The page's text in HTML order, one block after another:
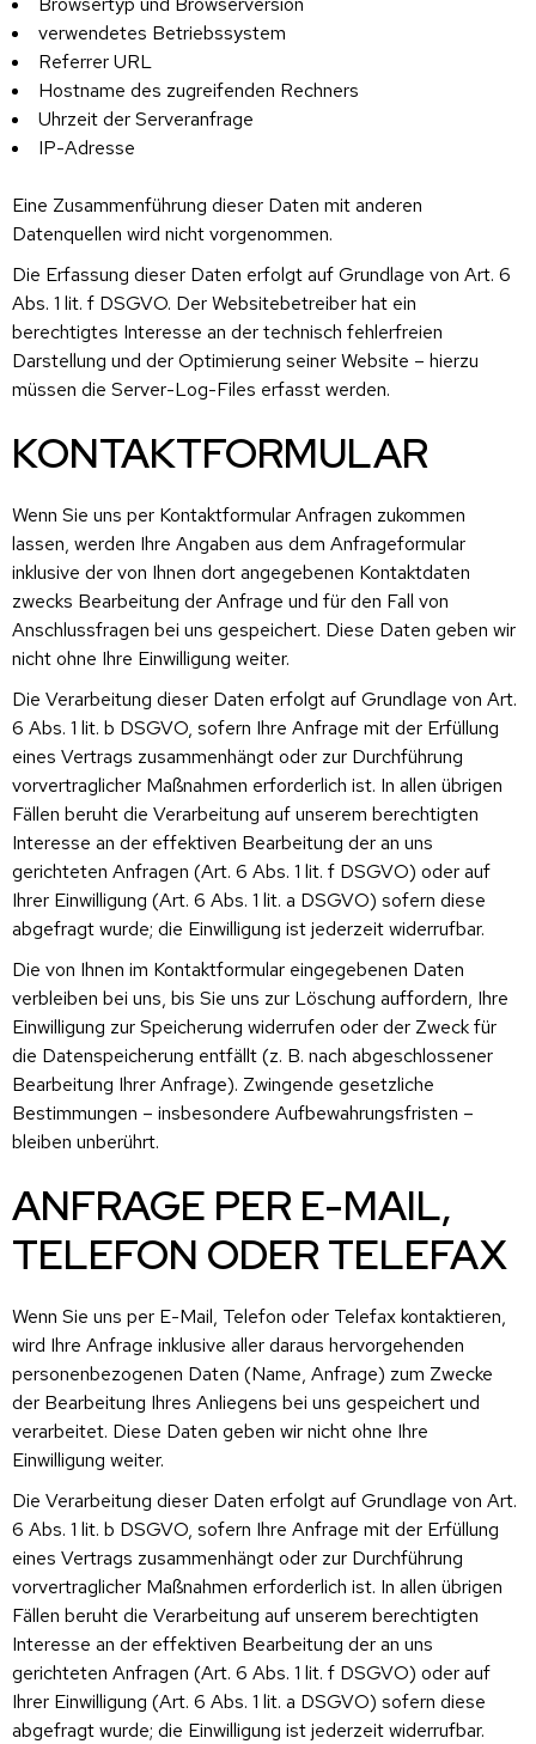
verwendetes Betriebssystem
Referrer URL
Hostname des zugreifenden Rechners
Uhrzeit der Serveranfrage
IP-Adresse
Eine Zusammenführung dieser Daten mit anderen
Datenquellen wird nicht vorgenommen.
Die Erfassung dieser Daten erfolgt auf Grundlage von Art. 6
Abs. 1 lit. f DSGVO. Der Websitebetreiber hat ein
berechtigtes Interesse an der technisch fehlerfreien
Darstellung und der Optimierung seiner Website – hierzu
müssen die Server-Log-Files erfasst werden.
KONTAKTFORMULAR
Wenn Sie uns per Kontaktformular Anfragen zukommen
lassen, werden Ihre Angaben aus dem Anfrageformular
inklusive der von Ihnen dort angegebenen Kontaktdaten
zwecks Bearbeitung der Anfrage und für den Fall von
Anschlussfragen bei uns gespeichert. Diese Daten geben wir
nicht ohne Ihre Einwilligung weiter.
Die Verarbeitung dieser Daten erfolgt auf Grundlage von Art.
6 Abs. 1 lit. b DSGVO, sofern Ihre Anfrage mit der Erfüllung
eines Vertrags zusammenhängt oder zur Durchführung
vorvertraglicher Maßnahmen erforderlich ist. In allen übrigen
Fällen beruht die Verarbeitung auf unserem berechtigten
Interesse an der effektiven Bearbeitung der an uns
gerichteten Anfragen (Art. 6 Abs. 1 lit. f DSGVO) oder auf
Ihrer Einwilligung (Art. 6 Abs. 1 lit. a DSGVO) sofern diese
abgefragt wurde; die Einwilligung ist jederzeit widerrufbar.
Die von Ihnen im Kontaktformular eingegebenen Daten
verbleiben bei uns, bis Sie uns zur Löschung auffordern, Ihre
Einwilligung zur Speicherung widerrufen oder der Zweck für
die Datenspeicherung entfällt (z. B. nach abgeschlossener
Bearbeitung Ihrer Anfrage). Zwingende gesetzliche
Bestimmungen – insbesondere Aufbewahrungsfristen –
bleiben unberührt.
ANFRAGE PER E-MAIL,
TELEFON ODER TELEFAX
Wenn Sie uns per E-Mail, Telefon oder Telefax kontaktieren,
wird Ihre Anfrage inklusive aller daraus hervorgehenden
personenbezogenen Daten (Name, Anfrage) zum Zwecke
der Bearbeitung Ihres Anliegens bei uns gespeichert und
verarbeitet. Diese Daten geben wir nicht ohne Ihre
Einwilligung weiter.
Die Verarbeitung dieser Daten erfolgt auf Grundlage von Art.
6 Abs. 1 lit. b DSGVO, sofern Ihre Anfrage mit der Erfüllung
eines Vertrags zusammenhängt oder zur Durchführung
vorvertraglicher Maßnahmen erforderlich ist. In allen übrigen
Fällen beruht die Verarbeitung auf unserem berechtigten
Interesse an der effektiven Bearbeitung der an uns
gerichteten Anfragen (Art. 6 Abs. 1 lit. f DSGVO) oder auf
Ihrer Einwilligung (Art. 6 Abs. 1 lit. a DSGVO) sofern diese
abgefragt wurde; die Einwilligung ist jederzeit widerrufbar.